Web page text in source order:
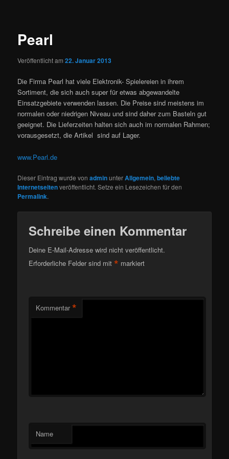
Pearl
Veröffentlicht am22. Januar 2013
Die Firma Pearl hat viele Elektronik- Spielereien in ihrem
Sortiment, die sich auch super für etwas abgewandelte
Einsatzgebiete verwenden lassen. Die Preise sind meistens im
normalen oder niedrigen Niveau und sind daher zum Basteln gut
geeignet. Die Lieferzeiten halten sich auch im normalen Rahmen;
vorausgesetzt, die Artikel sind auf Lager.
www.Pearl.de
Dieser Eintrag wurde vonadminunterAllgemein,beliebte
Internetseitenveröffentlicht. Setze ein Lesezeichen für den
Permalink.
Schreibe einen Kommentar
Deine E-Mail-Adresse wird nicht veröffentlicht.
Erforderliche Felder sind mit* markiert
Kommentar *
Name